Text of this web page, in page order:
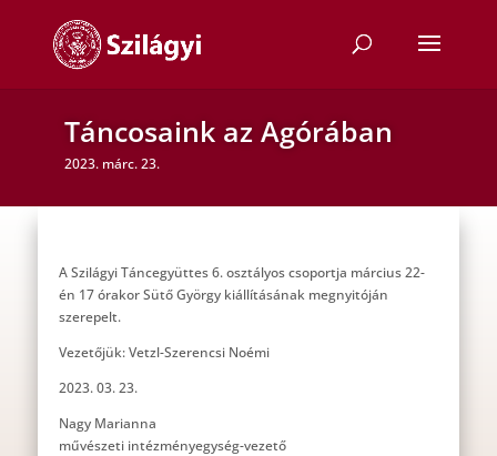
Táncosaink az Agórában
2023. márc. 23.
A Szilágyi Táncegyüttes 6. osztályos csoportja március 22-
én 17 órakor Sütő György kiállításának megnyitóján
szerepelt.
Vezetőjük: Vetzl-Szerencsi Noémi
2023. 03. 23.
Nagy Marianna
művészeti intézményegység-vezető